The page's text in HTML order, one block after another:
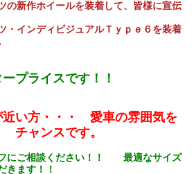
の新作ホイールを装着して、皆様に宣伝
・インディビジュアルＴｙｐｅ６を装着
プライスです！！
近い方・・・ 愛車の雰囲気を
ャンスです。
にご相談ください！！ 最適なサイズ
きます！！